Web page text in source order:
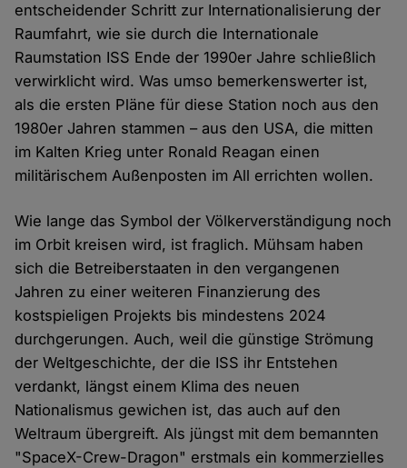
entscheidender Schritt zur Internationalisierung der
Raumfahrt, wie sie durch die Internationale
Raumstation ISS Ende der 1990er Jahre schließlich
verwirklicht wird. Was umso bemerkenswerter ist,
als die ersten Pläne für diese Station noch aus den
1980er Jahren stammen – aus den USA, die mitten
im Kalten Krieg unter Ronald Reagan einen
militärischem Außenposten im All errichten wollen.
Wie lange das Symbol der Völkerverständigung noch
im Orbit kreisen wird, ist fraglich. Mühsam haben
sich die Betreiberstaaten in den vergangenen
Jahren zu einer weiteren Finanzierung des
kostspieligen Projekts bis mindestens 2024
durchgerungen. Auch, weil die günstige Strömung
der Weltgeschichte, der die ISS ihr Entstehen
verdankt, längst einem Klima des neuen
Nationalismus gewichen ist, das auch auf den
Weltraum übergreift. Als jüngst mit dem bemannten
"SpaceX-Crew-Dragon" erstmals ein kommerzielles